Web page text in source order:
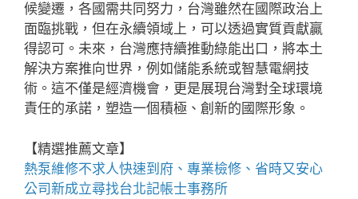
候變遷，各國需共同努力，台灣雖然在國際政治上
面臨挑戰，但在永續領域上，可以透過實質貢獻贏
得認可。未來，台灣應持續推動綠能出口，將本土
解決方案推向世界，例如儲能系統或智慧電網技
術。這不僅是經濟機會，更是展現台灣對全球環境
責任的承諾，塑造一個積極、創新的國際形象。
【精選推薦文章】
熱泵維修不求人快速到府、專業檢修、省時又安心
公司新成立尋找台北記帳士事務所